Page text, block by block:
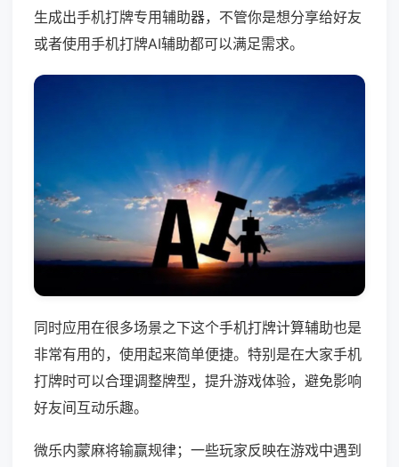
生成出手机打牌专用辅助器，不管你是想分享给好友
或者使用手机打牌AI辅助都可以满足需求。
同时应用在很多场景之下这个手机打牌计算辅助也是
非常有用的，使用起来简单便捷。特别是在大家手机
打牌时可以合理调整牌型，提升游戏体验，避免影响
好友间互动乐趣。
微乐内蒙麻将输赢规律；一些玩家反映在游戏中遇到